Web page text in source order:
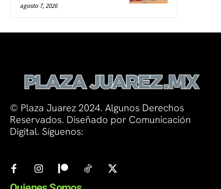
agosto 7, 2026
© Plaza Juarez 2024. Algunos Derechos
Reservados. Diseñado por Comunicación
Digital. Síguenos: